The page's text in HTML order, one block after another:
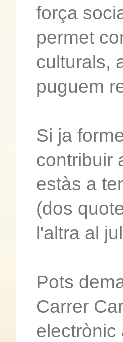
força
permet
culturals,
puguem
Si ja
contribuir
estàs a
(dos
l'altra al
Pots
Carrer
electrònic